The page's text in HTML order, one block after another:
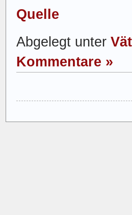
Quelle
Abgelegt unter
Kommentare »